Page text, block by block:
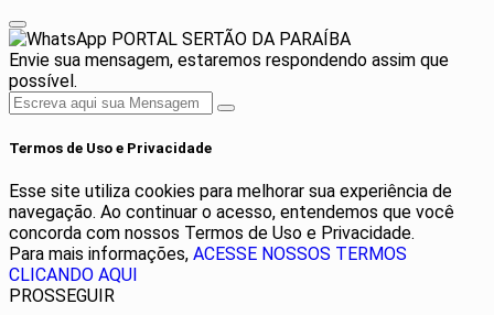
PORTAL SERTÃO DA PARAÍBA
Envie sua mensagem, estaremos respondendo assim que
possível.
Termos de Uso e Privacidade
Esse site utiliza cookies para melhorar sua experiência de
navegação. Ao continuar o acesso, entendemos que você
concorda com nossos Termos de Uso e Privacidade.
Para mais informações, ACESSE NOSSOS TERMOS
CLICANDO AQUI
PROSSEGUIR